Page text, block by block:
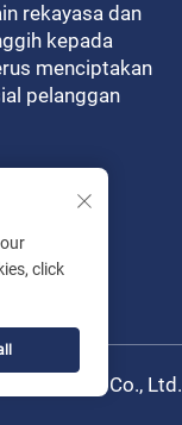
rekayasa dan
kepada
menciptakan
pelanggan
Group Co., Ltd.
click